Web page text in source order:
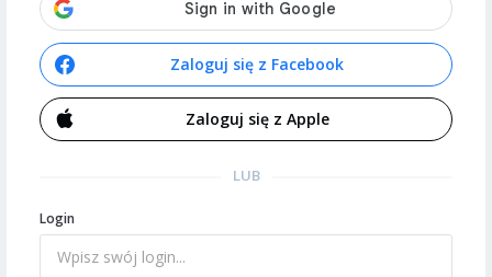
Zaloguj się z Facebook
Zaloguj się z Apple
LUB
Login